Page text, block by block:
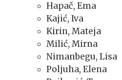
Hapač, Ema
Kajić, Iva
Kirin, Mateja
Milić, Mirna
Nimanbegu, Lisa
Poljuha, Elena